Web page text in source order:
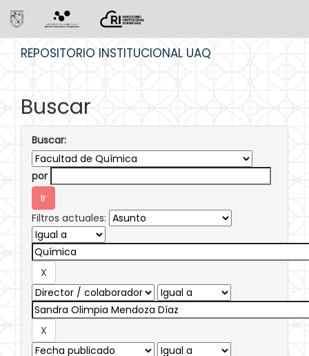
REPOSITORIO INSTITUCIONAL UAQ
Buscar
Buscar:
por
Filtros actuales: